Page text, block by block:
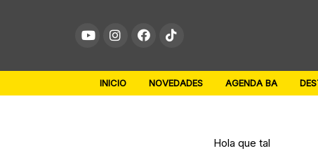
INICIO NOVEDADES AGENDA BA
Hola que tal